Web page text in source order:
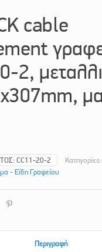
cable
2,
CC11-20-2 Κατηγορίες:
- Είδη Γραφείου
Περιγραφή